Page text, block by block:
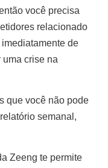
você precisa
relacionado
de
crise na
que você não pode
semanal,
Zeeng te permite